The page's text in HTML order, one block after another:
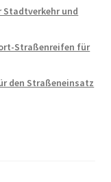
Stadtverkehr und
Straßenreifen für
den Straßeneinsatz